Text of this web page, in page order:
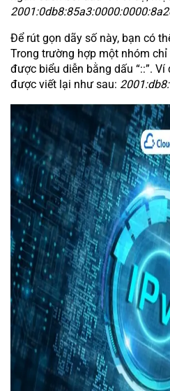
Để rút gọn dãy số này, bạn có
Trong trường hợp một nhóm
được biểu diễn bằng dấu “::”.
được viết lại như sau: